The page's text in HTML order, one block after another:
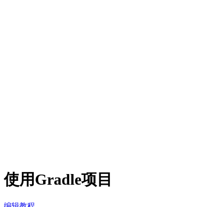
使用Gradle项目